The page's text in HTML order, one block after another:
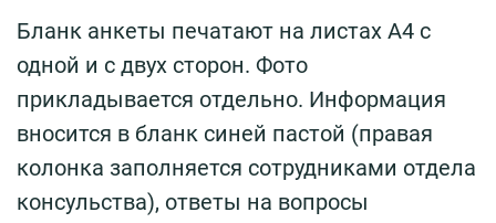
Бланк анкеты печатают на листах А4 с
одной и с двух сторон. Фото
прикладывается отдельно. Информация
вносится в бланк синей пастой (правая
колонка заполняется сотрудниками отдела
консульства), ответы на вопросы